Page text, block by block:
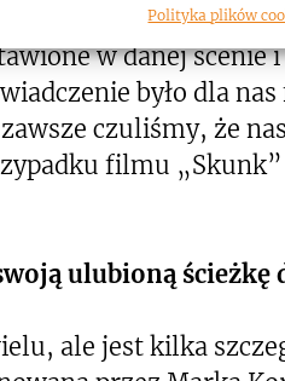
Polityka plików
pisać pod
w danej scenie
było dla
czuliśmy, że
filmu „Skunk”
ulubioną ścieżkę
ale jest kilka